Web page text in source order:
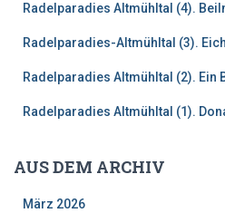
Radelparadies Altmühltal (4).
Radelparadies-Altmühltal (3).
Radelparadies Altmühltal (2). Ein
Radelparadies Altmühltal (1).
AUS DEM ARCHIV
März 2026